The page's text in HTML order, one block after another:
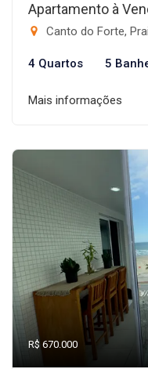
Apartamento à
Canto do Forte,
4 Quartos 5
Mais informações
R$ 670.000